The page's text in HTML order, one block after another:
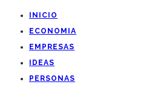
INICIO
ECONOMIA
EMPRESAS
IDEAS
PERSONAS